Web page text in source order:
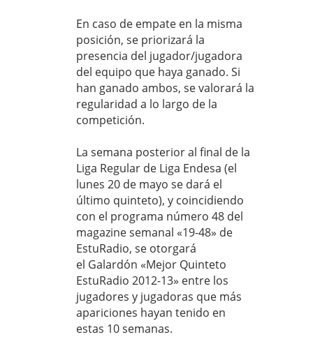
En caso de empate en la misma
posición, se priorizará la
presencia del jugador/jugadora
del equipo que haya ganado. Si
han ganado ambos, se valorará la
regularidad a lo largo de la
competición.
La semana posterior al final de la
Liga Regular de Liga Endesa (el
lunes 20 de mayo se dará el
último quinteto), y coincidiendo
con el programa número 48 del
magazine semanal «19-48» de
EstuRadio, se otorgará
el Galardón «Mejor Quinteto
EstuRadio 2012-13» entre los
jugadores y jugadoras que más
apariciones hayan tenido en
estas 10 semanas.